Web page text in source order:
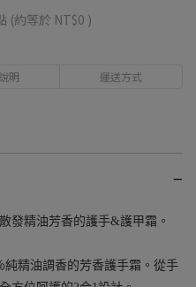
(約等於 NT$0 )
明 運送方式
−
發精油芳香的護手&護甲霜。
純精油調香的芳香護手霜。從手